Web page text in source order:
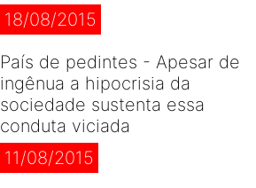
18/08/2015
País de pedintes - Apesar de
ingênua a hipocrisia da
sociedade sustenta essa
conduta viciada
11/08/2015